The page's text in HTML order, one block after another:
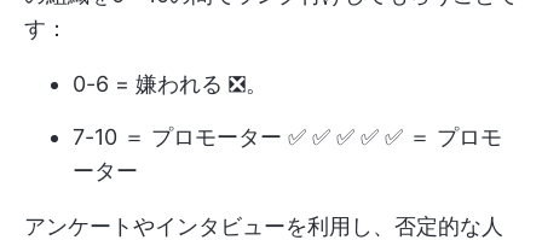
す：
0-6 = 嫌われる ❎。
7-10 ＝ プロモーター ✅ ✅ ✅ ✅ ✅ ＝ プロモ
ーター
アンケートやインタビューを利用し、否定的な人